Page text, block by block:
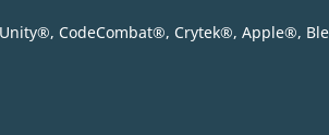
®, CodeСombat®, Crytek®, Apple®,